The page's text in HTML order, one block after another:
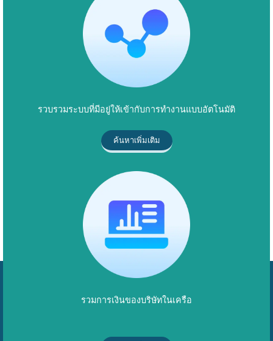
รวบรวมระบบที่มีอยู่ให้เข้ากับการทำงานแบบอัตโนมัติ
ค้นหาเพิ่มเติม
รวมการเงินของบริษัทในเครือ